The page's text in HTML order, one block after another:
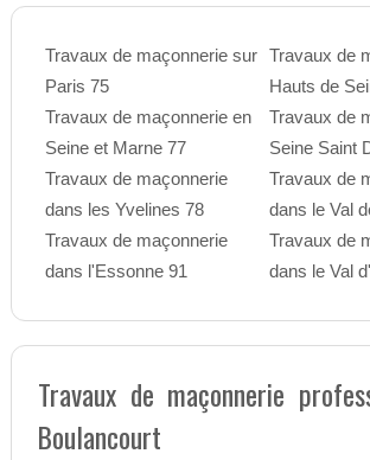
Travaux de maçonnerie sur
Paris 75
Travaux de maçonnerie en
Seine et Marne 77
Travaux de maçonnerie
dans les Yvelines 78
Travaux de maçonnerie
dans l'Essonne 91
Travaux de
Hauts de
Travaux de
Seine Saint
Travaux de
dans le Val
Travaux de
dans le Val
Travaux de maçonnerie
Boulancourt